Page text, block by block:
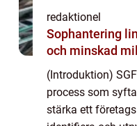
redaktionel
Sophantering linköping
och minskad
(Introduktion)
process som
stärka ett